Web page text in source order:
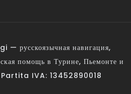
русскоязычная навигация,
помощь в Турине, Пьемонте и
Partita IVA: 13452890018